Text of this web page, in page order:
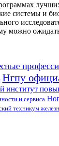
системы и
ожидать
Нгпу
институт
и сервиса
техникум